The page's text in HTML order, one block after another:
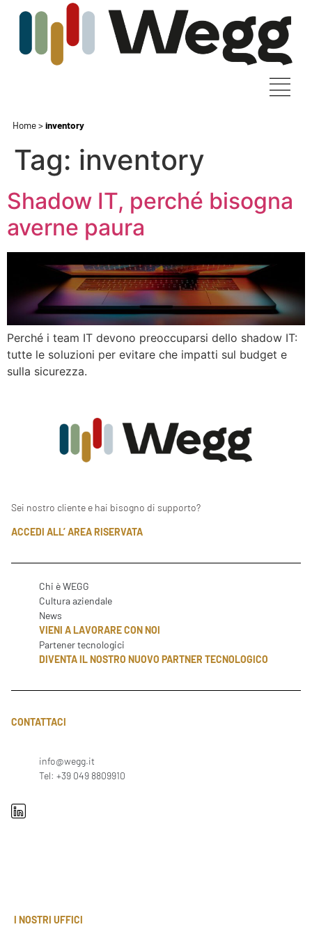
Home>inventory
Tag: inventory
Shadow IT, perché bisogna
averne paura
Perché i team IT devono preoccuparsi dello shadow IT:
tutte le soluzioni per evitare che impatti sul budget e
sulla sicurezza.
Sei nostro cliente e hai bisogno di supporto?
ACCEDI ALL’ AREA RISERVATA
Chi è WEGG
Cultura aziendale
News
VIENI A LAVORARE CON NOI
Partener tecnologici
DIVENTA IL NOSTRO NUOVO PARTNER TECNOLOGICO
CONTATTACI
info@wegg.it
Tel: +39 049 8809910
I NOSTRI UFFICI